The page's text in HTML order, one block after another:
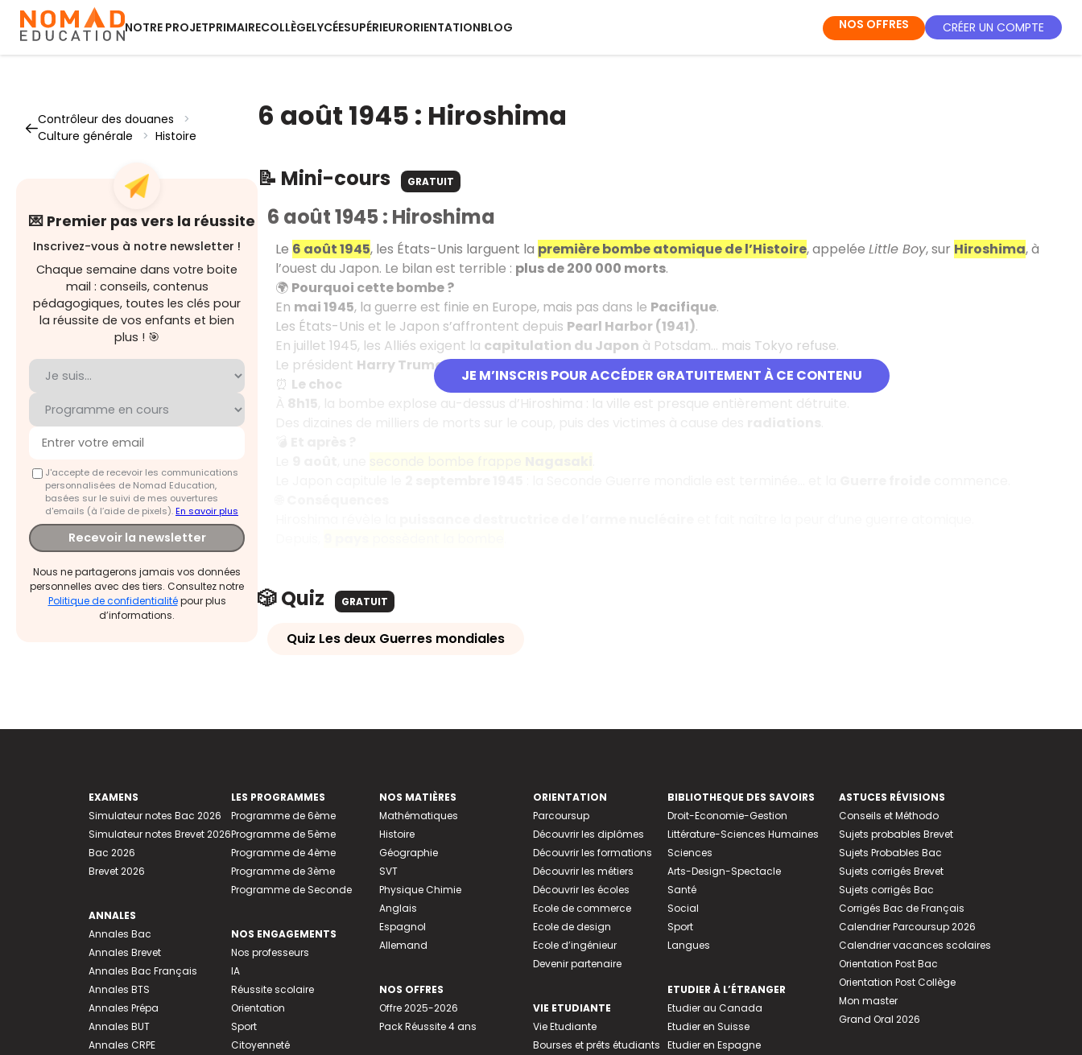
NOTRE PROJETPRIMAIRECOLLÈGELYCÉESUPÉRIEURORIENTATIONBLOG NOS OFFRES CRÉER UN COMPTE
Contrôleur des douanes
>
Culture générale
> Histoire
💌 Premier pas vers la réussite
Inscrivez-vous à notre newsletter !
Chaque semaine dans votre boite
mail : conseils, contenus
pédagogiques, toutes les clés pour
la réussite de vos enfants et bien
plus ! 🎯
J'accepte de recevoir les communications
personnalisées de Nomad Education,
basées sur le suivi de mes ouvertures
d'emails (à l’aide de pixels).En savoir plus
Recevoir la newsletter
Nous ne partagerons jamais vos données
personnelles avec des tiers. Consultez notre
Politique de confidentialitépour plus
d’informations.
6 août 1945 : Hiroshima
📝 Mini-cours GRATUIT
JE M’INSCRIS POUR ACCÉDER GRATUITEMENT À CE CONTENU
6 août 1945 : Hiroshima
Le 6 août 1945, les États-Unis larguent la première bombe atomique de l’Histoire, appelée Little Boy, sur Hiroshima, à
l’ouest du Japon. Le bilan est terrible : plus de 200 000 morts.
🌍 Pourquoi cette bombe ?
En mai 1945, la guerre est finie en Europe, mais pas dans le Pacifique.
Les États-Unis et le Japon s’affrontent depuis Pearl Harbor (1941).
En juillet 1945, les Alliés exigent la capitulation du Japon à Potsdam… mais Tokyo refuse.
Le président Harry Trumanchoisit alors l’arme nucléaire pour forcer la fin de la guerre.
⏰ Le choc
À 8h15 , la bombe explose au-dessus d’Hiroshima : la ville est presque entièrement détruite.
🎲 Quiz GRATUIT
Quiz Les deux Guerres mondiales
EXAMENS
Simulateur notes Bac 2026
Simulateur notes Brevet 2026
Bac 2026
Brevet 2026
ANNALES
Annales Bac
Annales Brevet
Annales Bac Français
Annales BTS
Annales Prépa
Annales BUT
Annales CRPE
LES PROGRAMMES
Programme de 6ème
Programme de 5ème
Programme de 4ème
Programme de 3ème
Programme de Seconde
NOS ENGAGEMENTS
Nos professeurs
IA
Réussite scolaire
Orientation
Sport
Citoyenneté
NOS MATIÈRES
Mathématiques
Histoire
Géographie
SVT
Physique Chimie
Anglais
Espagnol
Allemand
NOS OFFRES
Offre 2025-2026
Pack Réussite 4 ans
ORIENTATION
Parcoursup
Découvrir les diplômes
Découvrir les formations
Découvrir les métiers
Découvrir les écoles
Ecole de commerce
Ecole de design
Ecole d’ingénieur
Devenir partenaire
VIE ETUDIANTE
Vie Etudiante
Bourses et prêts étudiants
BIBLIOTHEQUE DES SAVOIRS
Droit-Economie-Gestion
Littérature-Sciences Humaines
Sciences
Arts-Design-Spectacle
Santé
Social
Sport
Langues
ETUDIER À L’ÉTRANGER
Etudier au Canada
Etudier en Suisse
Etudier en Espagne
ASTUCES RÉVISIONS
Conseils et Méthodo
Sujets probables Brevet
Sujets Probables Bac
Sujets corrigés Brevet
Sujets corrigés Bac
Corrigés Bac de Français
Calendrier Parcoursup 2026
Calendrier vacances scolaires
Orientation Post Bac
Orientation Post Collège
Mon master
Grand Oral 2026